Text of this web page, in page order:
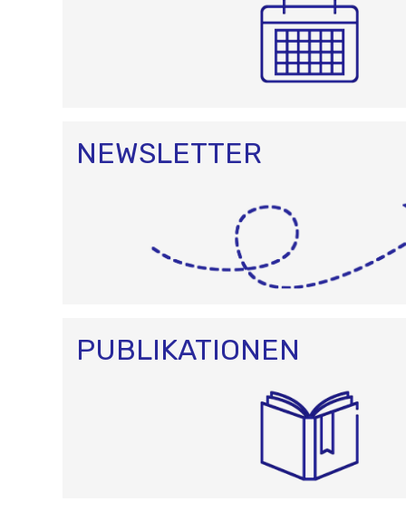
NEWSLETTER
PUBLIKATIONEN